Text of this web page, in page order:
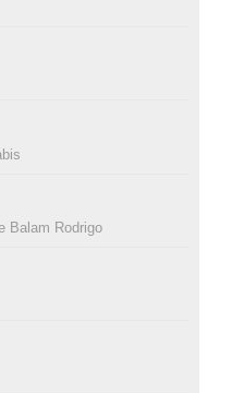
Balam Rodrigo